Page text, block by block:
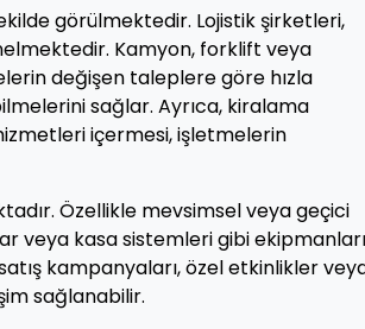
görülmektedir. Lojistik şirketleri,
Kamyon, forklift veya
değişen taleplere göre hızla
sağlar. Ayrıca, kiralama
içermesi, işletmelerin
Özellikle mevsimsel veya geçici
veya kasa sistemleri gibi ekipmanları
kampanyaları, özel etkinlikler
sağlanabilir.